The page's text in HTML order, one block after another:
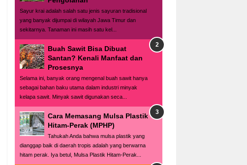
Sayur krai adalah salah satu jenis sayuran tradisional
yang banyak dijumpai di wilayah Jawa Timur dan
sekitarnya. Tanaman ini masih satu kel...
Buah Sawit Bisa Dibuat
Santan? Kenali Manfaat dan
Prosesnya
Selama ini, banyak orang mengenal buah sawit hanya
sebagai bahan baku utama dalam industri minyak
kelapa sawit. Minyak sawit digunakan seca...
Cara Memasang Mulsa Plastik
Hitam-Perak (MPHP)
Tahukah Anda bahwa mulsa plastik yang
dianggap baik di daerah tropis adalah yang berwarna
hitam perak. Iya betul, Mulsa Plastik Hitam-Perak...